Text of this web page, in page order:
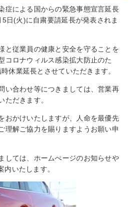
症による国からの緊急事態宣言延長
日(火)に自粛要請延長が発表されま
と従業員の健康と安全を守ることを
コロナウィルス感染拡大防止のた
休業延長とさせていただきます。
い合わせ等につきましては、営業再
ただきます。
おかけいたしますが、人命を最優先
理解ご協力を賜りますようお願い申
しては、ホームぺージのお知らせや
内いたします。